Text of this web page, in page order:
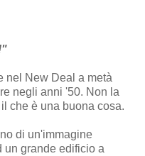
nel New Deal a metà
negli anni '50. Non la
che è una buona cosa.
di un'immagine
un grande edificio a